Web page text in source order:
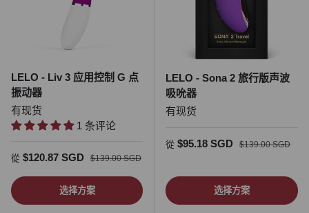
LELO - Liv 3 应用控制 G 点
振动器
有现货
1 条评论
促销价
從 $120.87 SGD 正常价格
$139.00 SGD
选择方案
LELO - Sona 2 旅行版声波
吸吮器
有现货
促销价
從 $95.18 SGD 正常价格
$139.00 SGD
选择方案